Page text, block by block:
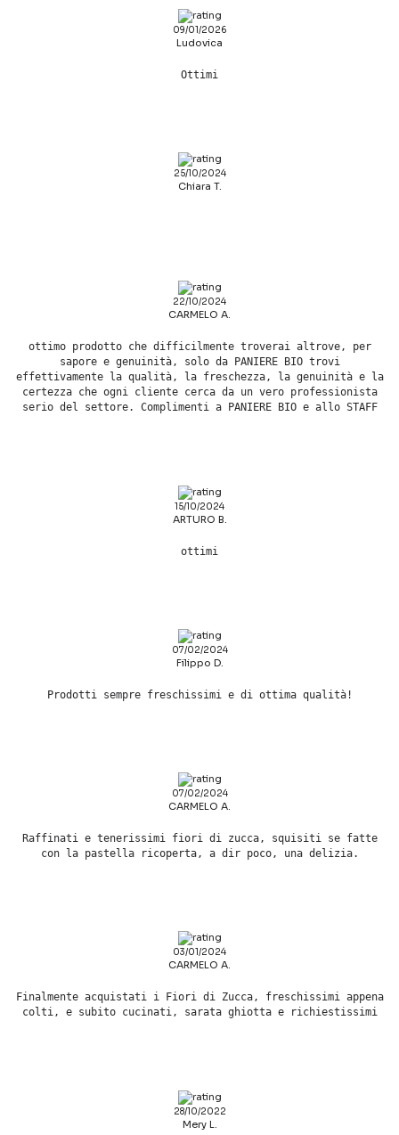
09/01/2026
Ludovica
Ottimi
25/10/2024
Chiara T.
22/10/2024
CARMELO A.
ottimo prodotto che difficilmente troverai altrove, per
sapore e genuinità, solo da PANIERE BIO trovi
effettivamente la qualità, la freschezza, la genuinità e la
certezza che ogni cliente cerca da un vero professionista
serio del settore. Complimenti a PANIERE BIO e allo STAFF
15/10/2024
ARTURO B.
ottimi
07/02/2024
Filippo D.
Prodotti sempre freschissimi e di ottima qualità!
07/02/2024
CARMELO A.
Raffinati e tenerissimi fiori di zucca, squisiti se fatte
con la pastella ricoperta, a dir poco, una delizia.
03/01/2024
CARMELO A.
Finalmente acquistati i Fiori di Zucca, freschissimi appena
colti, e subito cucinati, sarata ghiotta e richiestissimi
28/10/2022
Mery L.